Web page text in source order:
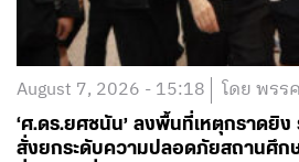
August 7, 2026 - 15:18 โดย พรร
‘ศ.ดร.ยศชนัน’ ลงพื้นที่เหตุกราดยิ
สั่งยกระดับความปลอดภัยสถานศึก